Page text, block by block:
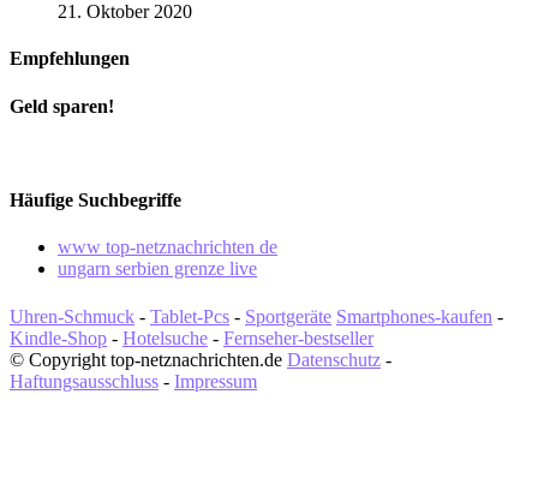
21. Oktober 2020
Empfehlungen
Geld sparen!
Häufige Suchbegriffe
www top-netznachrichten de
ungarn serbien grenze live
Uhren-Schmuck - Tablet-Pcs - Sportgeräte Smartphones-kaufen -
Kindle-Shop - Hotelsuche - Fernseher-bestseller
© Copyright top-netznachrichten.de Datenschutz -
Haftungsausschluss - Impressum